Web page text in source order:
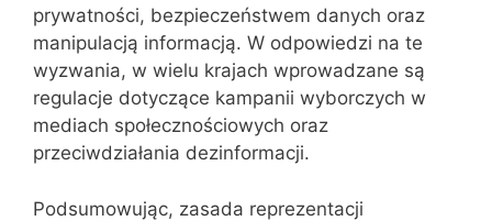
prywatności, bezpieczeństwem danych oraz
manipulacją informacją. W odpowiedzi na te
wyzwania, w wielu krajach wprowadzane są
regulacje dotyczące kampanii wyborczych w
mediach społecznościowych oraz
przeciwdziałania dezinformacji.
Podsumowując, zasada reprezentacji